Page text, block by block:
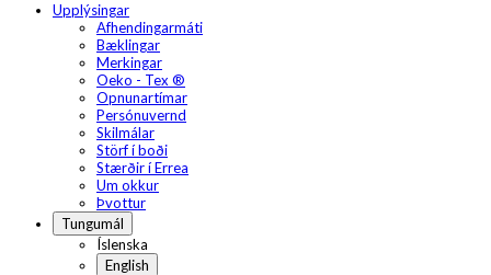
Upplýsingar
Afhendingarmáti
Bæklingar
Merkingar
Oeko - Tex ®
Opnunartímar
Persónuvernd
Skilmálar
Störf í boði
Stærðir í Errea
Um okkur
Þvottur
Tungumál
Íslenska
English